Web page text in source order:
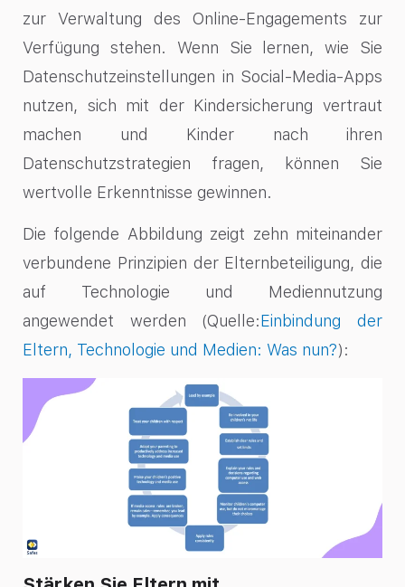
zur Verwaltung des Online-Engagements zur
Verfügung stehen. Wenn Sie lernen, wie Sie
Datenschutzeinstellungen in Social-Media-Apps
nutzen, sich mit der Kindersicherung vertraut
machen und Kinder nach ihren
Datenschutzstrategien fragen, können Sie
wertvolle Erkenntnisse gewinnen.
Die folgende Abbildung zeigt zehn miteinander
verbundene Prinzipien der Elternbeteiligung, die
auf Technologie und Mediennutzung
angewendet werden (Quelle:Einbindung der
Eltern, Technologie und Medien: Was nun?):